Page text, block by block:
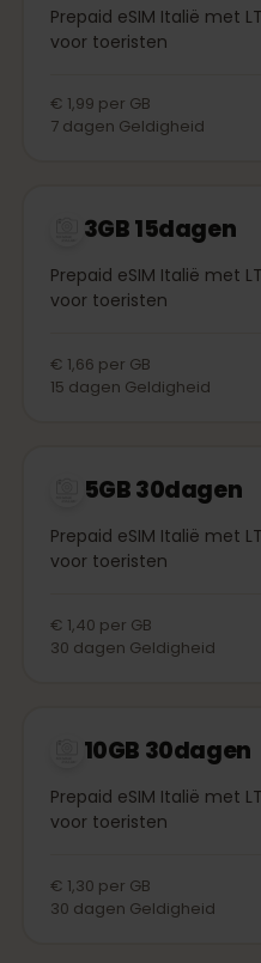
Prepaid eSIM Italië met
voor toeristen
€ 1,99 per GB
7 dagen Geldigheid
3GB 15dagen
Prepaid eSIM Italië met
voor toeristen
€ 1,66 per GB
15 dagen Geldigheid
5GB 30dagen
Prepaid eSIM Italië met
voor toeristen
€ 1,40 per GB
30 dagen Geldigheid
10GB 30dagen
Prepaid eSIM Italië met
voor toeristen
€ 1,30 per GB
30 dagen Geldigheid